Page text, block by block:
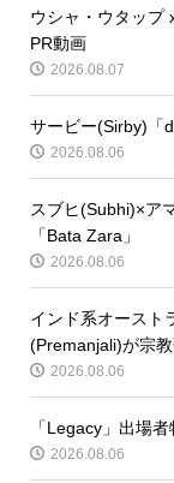
ウシャ・ウタップ
PR動画
2026.08.07
サービー(Sirby)「
2026.08.06
スブヒ(Subhi)×ア
「Bata Zara」
2026.08.06
インド系オースト
(Premanjali)が宗教
2026.08.06
「Legacy」出場
2026.08.06